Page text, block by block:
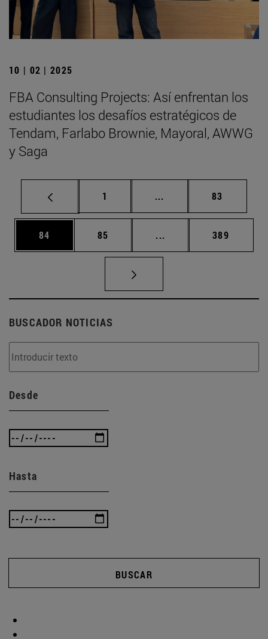
10 | 02 | 2025
FBA Consulting Projects: Así enfrentan los
estudiantes los desafíos estratégicos de
Tendam, Farlabo Brownie, Mayoral, AWWG
y Saga
Página
1 ... Páginas intermedias
Página
83
Página
84 Página
85 ... Páginas intermedias
Página
389
BUSCADOR NOTICIAS
Desde
Hasta
BUSCAR